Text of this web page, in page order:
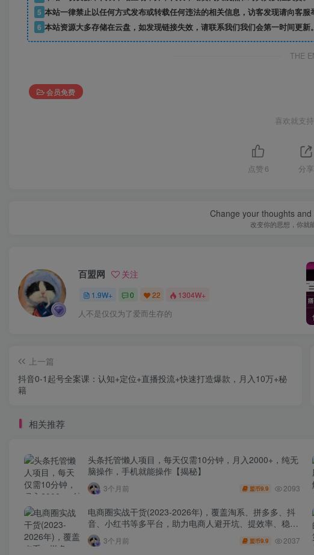
5 本站一律禁止以任何方式发布或转载任何违法的相关信息，访客发现请向客服
6 本站资源大多存储在云盘，如发现链接失效，请联系我们我们会第一时间更新。
THE
会员免费
喜欢就支
点赞 6 分享
Change your thoughts
改变你的思想，你就
百盟网 关注
1.9W+ 0 22 1304W+
人不是仅仅为了爱而生存的
上一篇
抖音0-1起号全案课：认知+定位+直播投流+快速打造爆款，月入10万+秘
籍
相关推荐
头条托管懒人项目，每天仅需10分钟，月入2000+，纯无
脑操作，手机就能操作【揭秘】
3个月前 盟币9.9 2093
电商圈实战干货(2023-2026年)，覆盖淘系、拼多多、抖
音、小红书等多平台，助力电商人避开坑、提效率、稳盈
利(更新4月)
3个月前 盟币9.9 2037